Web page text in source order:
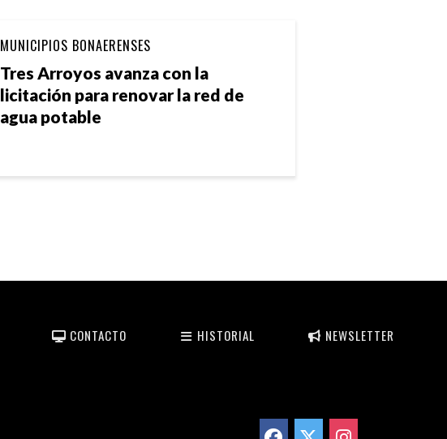
Tres Arroyos avanza con la
licitación para renovar la red de
agua potable
MUNICIPIOS BONAERENSES
CONTACTO HISTORIAL NEWSLETTER